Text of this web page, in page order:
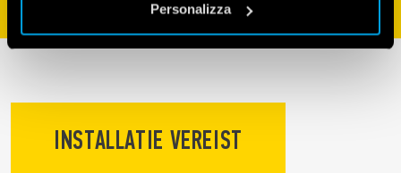
Personalizza
INSTALLATIE VEREIST